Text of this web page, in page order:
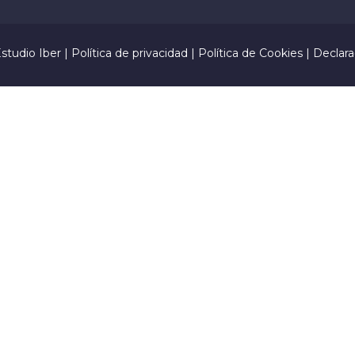
Iber | Política de privacidad | Política de Cookies |